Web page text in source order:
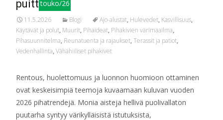
touko/26
puitteilla
11.5.2026 Blogi Ajo-alustat, Hulevedet, Kasvillisuus,
Käytävät ja polut, Muurit, Pihaideat, Pihakivien värimaailma,
Pihasuunnitelma, Reunatuenta ja rajaukset, Terassit ja patiot,
Vedenhallinta, Vähähiiliset pihakivet
Rentous, huolettomuus ja luonnon huomioon ottaminen
ovat keskeisimpiä teemoja kuvaamaan kuluvan vuoden
2026 pihatrendejä. Monia aisteja hellivä puolivallaton
puutarha syntyy värikylläisistä istutuksista,